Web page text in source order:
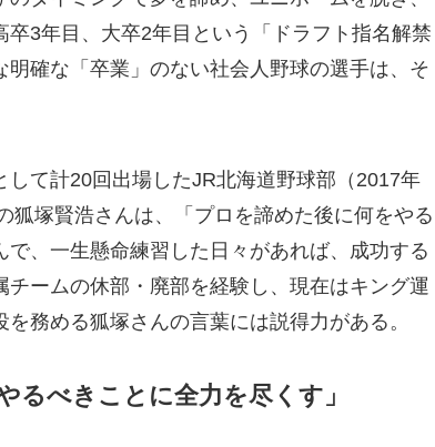
3年目、大卒2年目という「ドラフト指名解禁
確な「卒業」のない社会人野球の選手は、そ
て計20回出場したJR北海道野球部（2017年
狐塚賢浩さんは、「プロを諦めた後に何をやる
、一生懸命練習した日々があれば、成功する
ームの休部・廃部を経験し、現在はキング運
務める狐塚さんの言葉には説得力がある。
るべきことに全力を尽くす」